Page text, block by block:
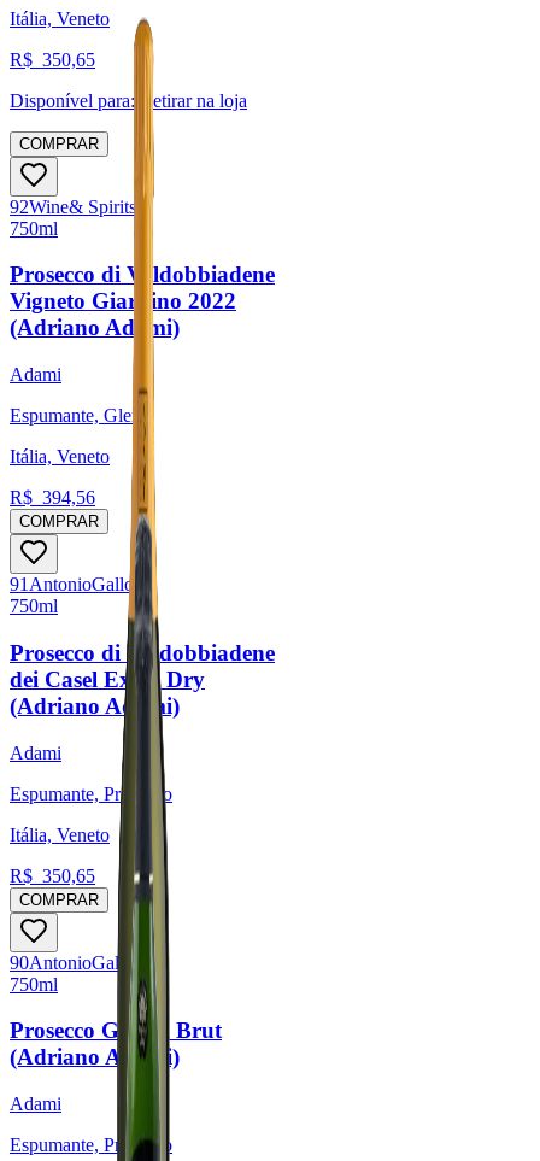
Itália, Veneto
R$ 350,65
Disponível para:
Retirar na loja
COMPRAR
92Wine& Spirits
750ml
Prosecco di Valdobbiadene
Vigneto Giardino 2022
(Adriano Adami)
Adami
Espumante, Glera
Itália, Veneto
R$ 394,56
COMPRAR
91 AntonioGalloni
750ml
Prosecco di Valdobbiadene
dei Casel Extra Dry
(Adriano Adami)
Adami
Espumante, Prosecco
Itália, Veneto
R$ 350,65
COMPRAR
90AntonioGalloni
750ml
Prosecco Garbèl Brut
(Adriano Adami)
Adami
Espumante, Prosecco